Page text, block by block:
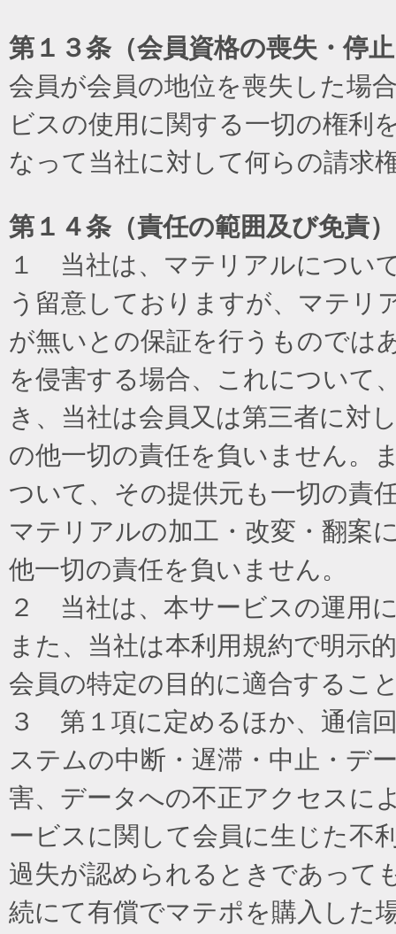
第１３条（会員資格の喪失・停
会員が会員の地位を喪失した場
ビスの使用に関する一切の権利
なって当社に対して何らの請求
第１４条（責任の範囲及び免責）
１ 当社は、マテリアルについ
う留意しておりますが、マテリ
が無いとの保証を行うものでは
を侵害する場合、これについて
き、当社は会員又は第三者に対
の他一切の責任を負いません。
ついて、その提供元も一切の責
マテリアルの加工・改変・翻案
他一切の責任を負いません。
２ 当社は、本サービスの運用
また、当社は本利用規約で明示
会員の特定の目的に適合するこ
３ 第１項に定めるほか、通信
ステムの中断・遅滞・中止・デ
害、データへの不正アクセスに
ービスに関して会員に生じた不
過失が認められるときであって
続にて有償でマテポを購入した